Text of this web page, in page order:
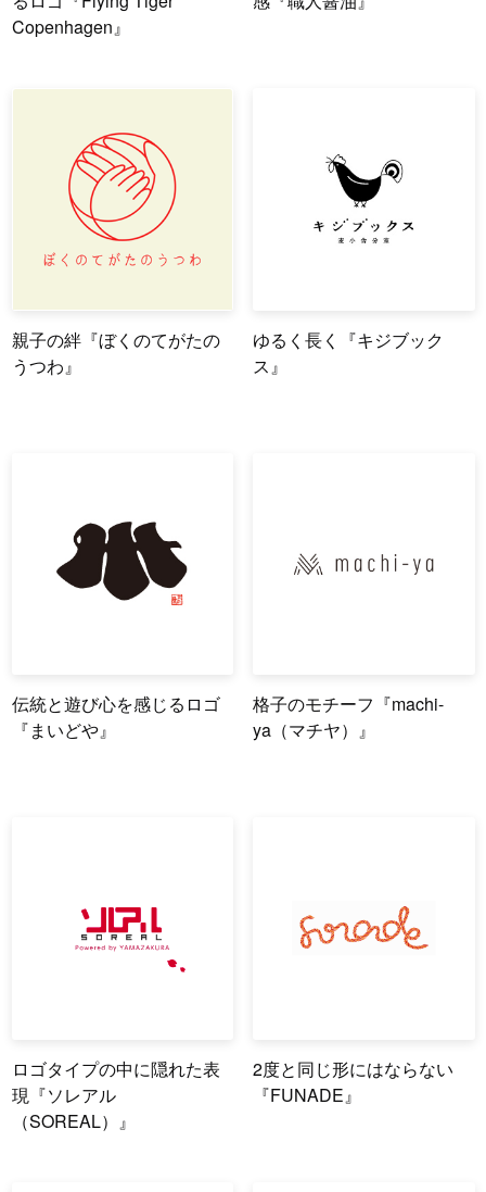
Copenhagen』
親子の絆『ぼくのてがたの
うつわ』
ゆるく長く『キジブック
ス』
伝統と遊び心を感じるロゴ
『まいどや』
格子のモチーフ『machi-
ya（マチヤ）』
ロゴタイプの中に隠れた表
現『ソレアル
（SOREAL）』
2度と同じ形にはならない
『FUNADE』